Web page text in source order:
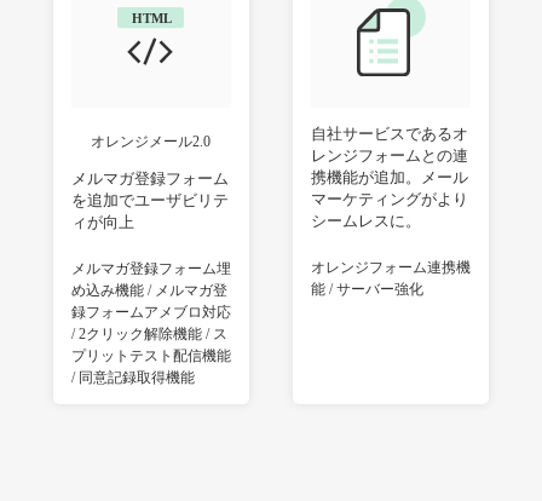
オレンジメール2.0
メルマガ登録フォーム
を追加でユーザビリテ
ィが向上
メルマガ登録フォーム埋
め込み機能 / メルマガ登
録フォームアメブロ対応
/ 2クリック解除機能 / ス
プリットテスト配信機能
/ 同意記録取得機能
自社サービスであるオ
レンジフォームとの連
携機能が追加。メール
マーケティングがより
シームレスに。
オレンジフォーム連携機
能 / サーバー強化